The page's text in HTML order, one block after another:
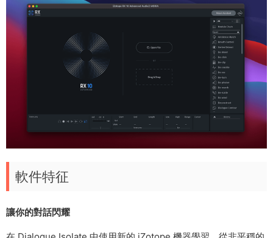
軟件特征
讓你的對話閃耀